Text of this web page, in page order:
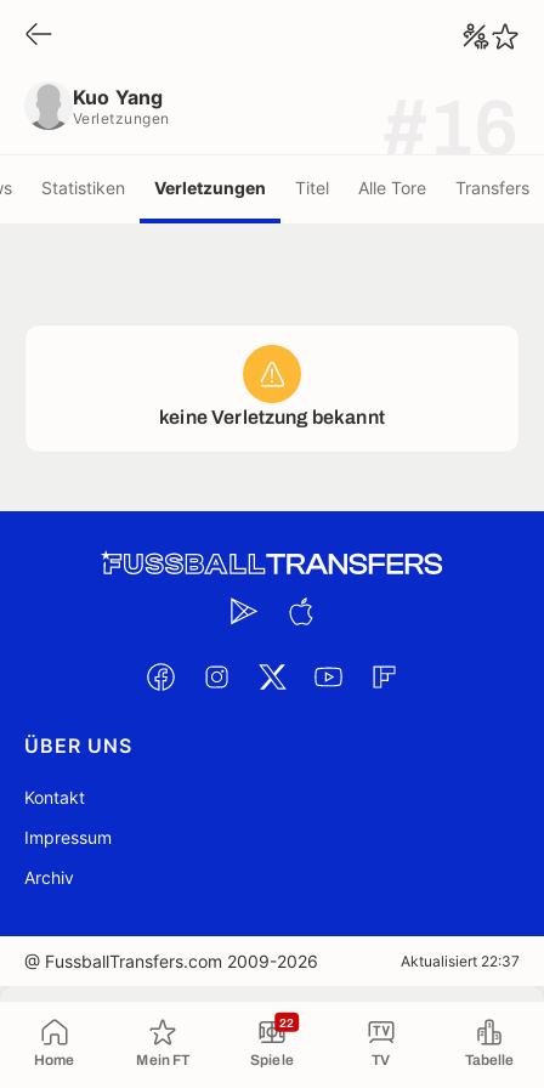
Home Mein FT Spiele
22
TV Tabelle
Kuo Yang
Verletzungen
Statistiken Verletzungen Titel Alle Tore Transfers
keine Verletzung bekannt
ÜBER UNS
Kontakt
Impressum
Archiv
@ FussballTransfers.com 2009-2026 Aktualisiert 22:37